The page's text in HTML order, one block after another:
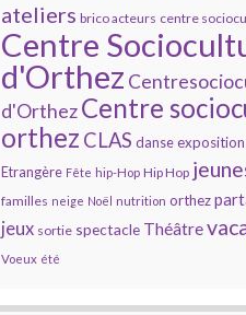
ateliers brico acteurs centre
Centre
d'Orthez
d'Orthez Centre
orthez CLAS danse exposition
Etrangère Fête hip-Hop Hip Hop
familles neige Noël nutrition orthez
jeux sortie spectacle Théâtre
Voeux été